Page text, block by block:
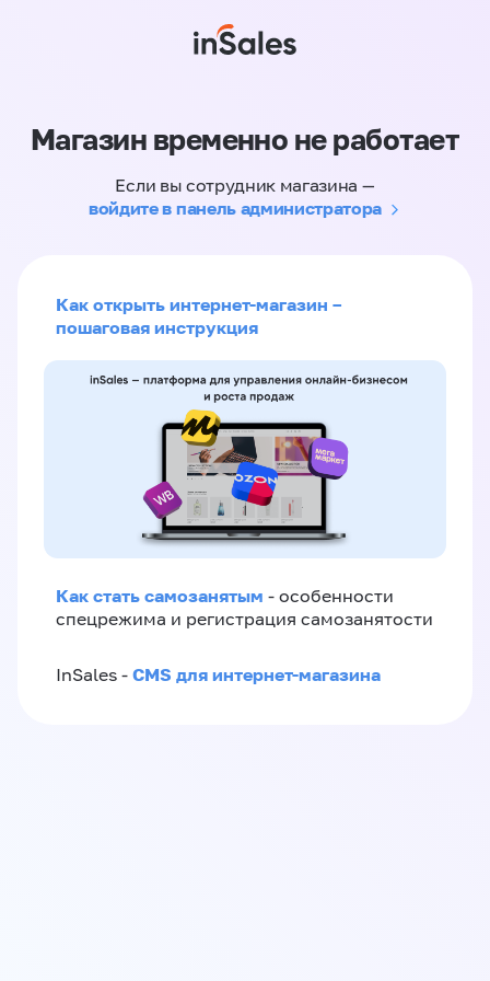
Магазин временно не работает
Если вы сотрудник магазина —
войдите в панель администратора
Как открыть интернет-магазин –
пошаговая инструкция
Как стать самозанятым - особенности
спецрежима и регистрация самозанятости
InSales - CMS для интернет-магазина